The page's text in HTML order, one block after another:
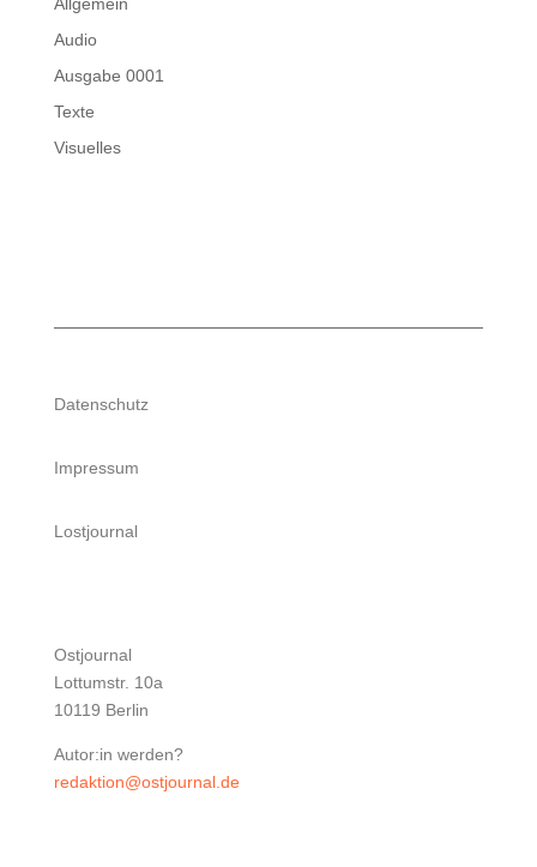
Audio
Ausgabe 0001
Texte
Visuelles
Datenschutz
Impressum
Lostjournal
Ostjournal
Lottumstr. 10a
10119 Berlin
Autor:in werden?
redaktion@ostjournal.de